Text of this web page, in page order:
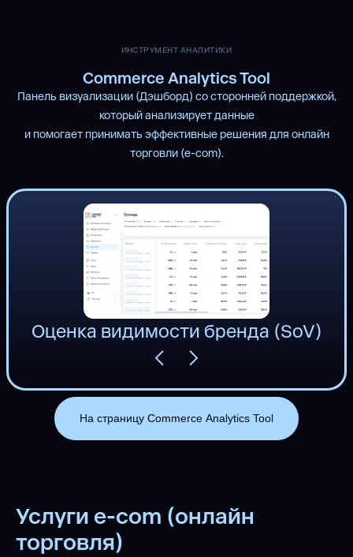
ИНСТРУМЕНТ АНАЛИТИКИ
Commerce Analytics Tool
Панель визуализации (Дэшборд) со сторонней поддержкой,
который анализирует данные
и помогает принимать эффективные решения для онлайн
торговли (e-com).
Оценка видимости бренда (SoV)
На страницу Commerce Analytics Tool
Услуги e-com (онлайн
торговля)